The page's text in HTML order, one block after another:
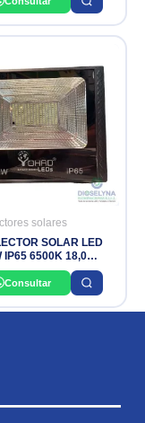
LIGHT
solares
SOLAR LED
IP65 6500K 18,000
YOHAD
Consultar